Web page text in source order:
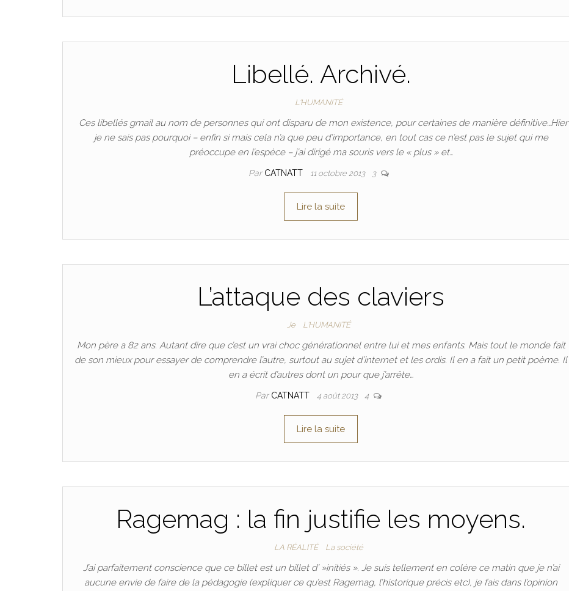
Libellé. Archivé.
L'HUMANITÉ
Ces libellés gmail au nom de personnes qui ont disparu de mon existence, pour certaines de manière définitive…Hier
je ne sais pas pourquoi – enfin si mais cela n’a que peu d’importance, en tout cas ce n’est pas le sujet qui me
préoccupe en l’espèce – j’ai dirigé ma souris vers le « plus » et…
Par CATNATT 11 octobre 2013 3
Lire la suite
L’attaque des claviers
Je L'HUMANITÉ
Mon père a 82 ans. Autant dire que c’est un vrai choc générationnel entre lui et mes enfants. Mais tout le monde fait
de son mieux pour essayer de comprendre l’autre, surtout au sujet d’internet et les ordis. Il en a fait un petit poème. Il
en a écrit d’autres dont un pour que j’arrête…
Par CATNATT 4 août 2013 4
Lire la suite
Ragemag : la fin justifie les moyens.
LA RÉALITÉ La société
J’ai parfaitement conscience que ce billet est un billet d’ »initiés ». Je suis tellement en colère ce matin que je n’ai
aucune envie de faire de la pédagogie (expliquer ce qu’est Ragemag, l’historique précis etc), je fais dans l’opinion